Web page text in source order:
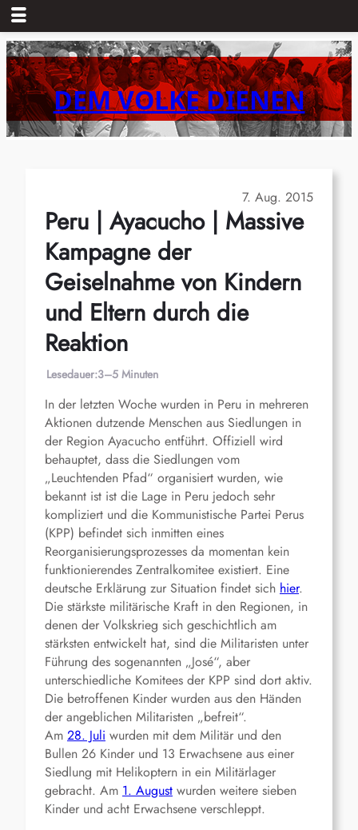
Zum
Inhalt
springenDEM VOLKE DIENEN
7. Aug. 2015
Peru | Ayacucho | Massive
Kampagne der
Geiselnahme von Kindern
und Eltern durch die
Reaktion
Lesedauer:3–5 Minuten
In der letzten Woche wurden in Peru in mehreren
Aktionen dutzende Menschen aus Siedlungen in
der Region Ayacucho entführt. Offiziell wird
behauptet, dass die Siedlungen vom
„Leuchtenden Pfad“ organisiert wurden, wie
bekannt ist ist die Lage in Peru jedoch sehr
kompliziert und die Kommunistische Partei Perus
(KPP) befindet sich inmitten eines
Reorganisierungsprozesses da momentan kein
funktionierendes Zentralkomitee existiert. Eine
deutsche Erklärung zur Situation findet sich hier.
Die stärkste militärische Kraft in den Regionen, in
denen der Volkskrieg sich geschichtlich am
stärksten entwickelt hat, sind die Militaristen unter
Führung des sogenannten „José“, aber
unterschiedliche Komitees der KPP sind dort aktiv.
Die betroffenen Kinder wurden aus den Händen
der angeblichen Militaristen „befreit“.
Am 28. Juli wurden mit dem Militär und den
Bullen 26 Kinder und 13 Erwachsene aus einer
Siedlung mit Helikoptern in ein Militärlager
gebracht. Am 1. August wurden weitere sieben
Kinder und acht Erwachsene verschleppt.